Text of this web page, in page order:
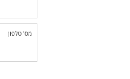
מס' טלפון